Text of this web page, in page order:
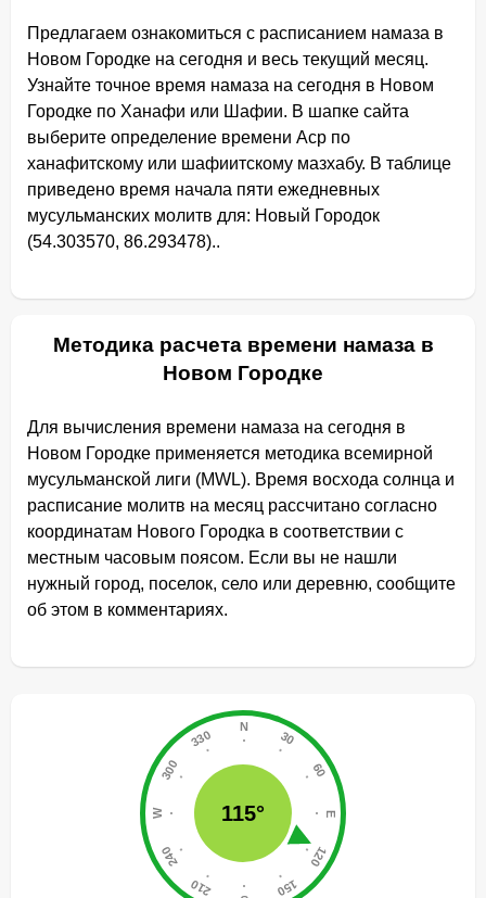
Предлагаем ознакомиться с расписанием намаза в
Новом Городке на сегодня и весь текущий месяц.
Узнайте точное время намаза на сегодня в Новом
Городке по Ханафи или Шафии. В шапке сайта
выберите определение времени Аср по
ханафитскому или шафиитскому мазхабу. В таблице
приведено время начала пяти ежедневных
мусульманских молитв для: Новый Городок
(54.303570, 86.293478)..
Методика расчета времени намаза в
Новом Городке
Для вычисления времени намаза на сегодня в
Новом Городке применяется методика всемирной
мусульманской лиги (MWL). Время восхода солнца и
расписание молитв на месяц рассчитано согласно
координатам Нового Городка в соответствии с
местным часовым поясом. Если вы не нашли
нужный город, поселок, село или деревню, сообщите
об этом в комментариях.
115°